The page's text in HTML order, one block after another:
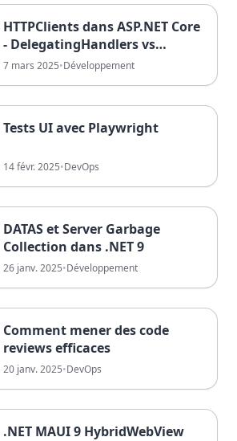
HTTPClients dans ASP.NET Core
- DelegatingHandlers vs
PrimaryMessageHandlers
7 mars 2025•Développement
Tests UI avec Playwright
14 févr. 2025•DevOps
DATAS et Server Garbage
Collection dans .NET 9
26 janv. 2025•Développement
Comment mener des code
reviews efficaces
20 janv. 2025•DevOps
.NET MAUI 9 HybridWebView